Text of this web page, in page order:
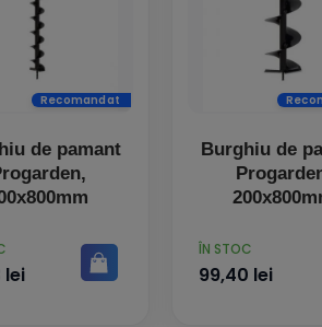
Recomandat
de pamant
lei
Burghiu de
PRET
ÎN STOC
99,40 lei